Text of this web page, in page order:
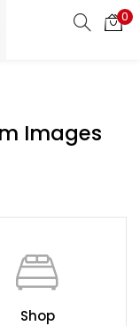
0
Images
Shop